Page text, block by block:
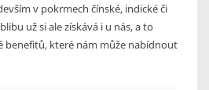
v pokrmech čínské, indické či
už si ale získává i u nás, a to
benefitů, které nám může nabídnout